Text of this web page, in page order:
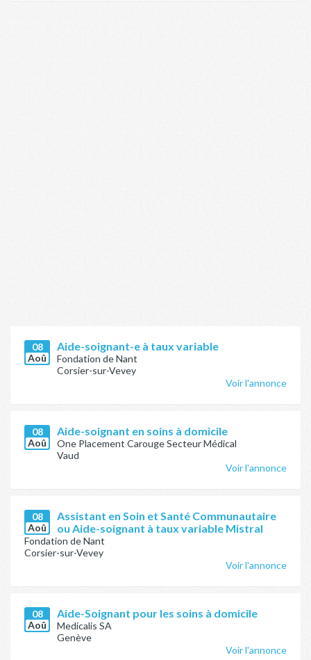
08
Aoû
Aide-soignant-e à taux variable
Fondation de Nant
Corsier-sur-Vevey
Voir l'annonce
08
Aoû
Aide-soignant en soins à domicile
One Placement Carouge Secteur Médical
Vaud
Voir l'annonce
08
Aoû
Assistant en Soin et Santé Communautaire
ou Aide-soignant à taux variable Mistral
Fondation de Nant
Corsier-sur-Vevey
Voir l'annonce
08
Aoû
Aide-Soignant pour les soins à domicile
Medicalis SA
Genève
Voir l'annonce